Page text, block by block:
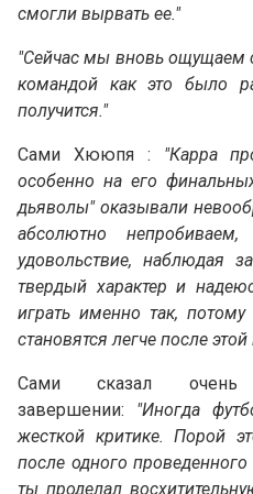
смогли вырвать ее."
"Сейчас мы вновь ощущаем
командой как это было
получится."
Сами Хююпя : "Карра
особенно на его
дьяволы" оказывали
абсолютно
удовольствие, наблюдая
твердый характер и
играть именно так,
становятся легче после
Сами сказал
завершении: "Иногда
жесткой критике. Порой
после одного
ты проделал